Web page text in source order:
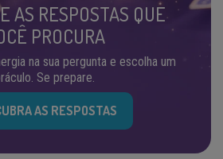
AS RESPOSTAS QUE
PROCURA
na sua pergunta e escolha um
Se prepare.
AS RESPOSTAS